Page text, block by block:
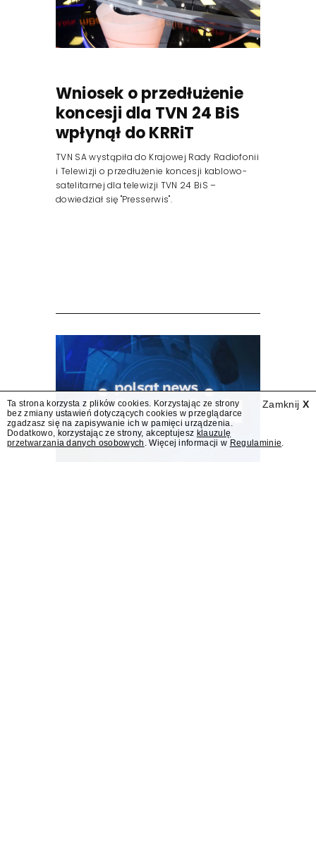
koncesji dla TVN 24 BiS
wpłynął do KRRiT
TVN SA wystąpiła do Krajowej Rady Radiofonii
i Telewizji o przedłużenie koncesji kablowo-
satelitarnej dla telewizji TVN 24 BiS –
dowiedział się "Presserwis".
Zamknij X
Ta strona korzysta z plików cookies. Korzystając ze strony
bez zmiany ustawień dotyczących cookies w przeglądarce
zgadzasz się na zapisywanie ich w pamięci urządzenia.
Dodatkowo, korzystając ze strony, akceptujesz klauzulę
przetwarzania danych osobowych . Więcej informacji w Regulaminie.